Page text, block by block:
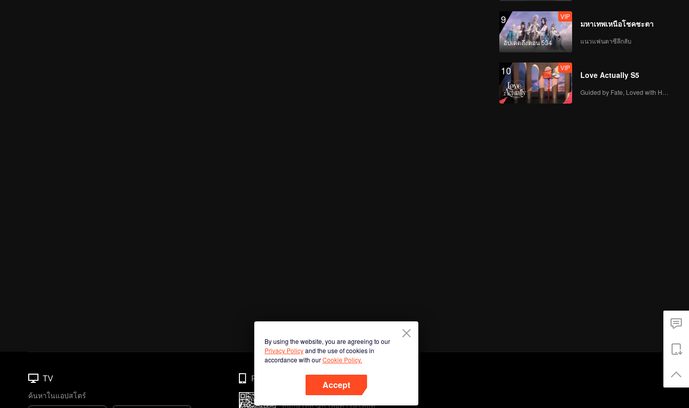
9
อัปเดตถึงตอน 534
VIP
มหาเทพเหนือโชคชะตา
แนวแฟนตาซีลึกลับ
10 VIP
Love Actually S5
By using the website, you are agreeing to our
Privacy Policyand the use of cookies in
accordance with ourCookie Policy.
Accept
TV
ค้นหาในแอปสโตร์
Phone
สแกนรหัส QR เพื่อดาวน์โหลด